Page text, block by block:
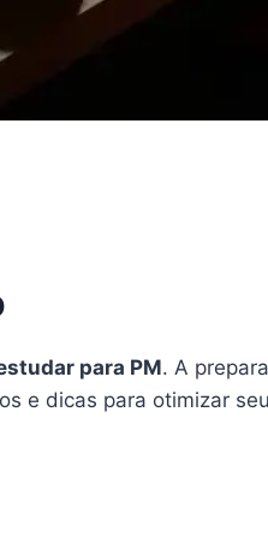
para PM. A
e dicas para otimizar